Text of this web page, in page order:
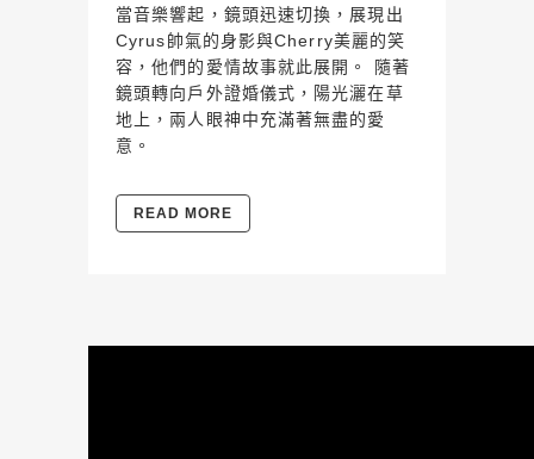
當音樂響起，鏡頭迅速切換，展現出
Cyrus帥氣的身影與Cherry美麗的笑
容，他們的愛情故事就此展開。 隨著
鏡頭轉向戶外證婚儀式，陽光灑在草
地上，兩人眼神中充滿著無盡的愛
意。
READ MORE